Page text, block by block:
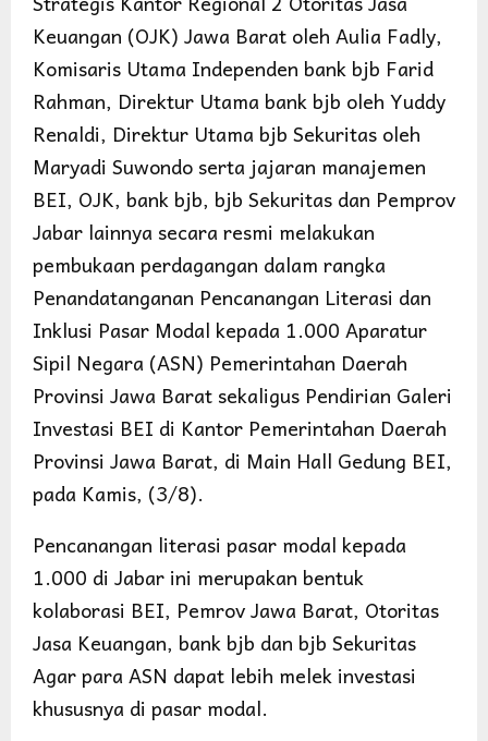
Keuangan (OJK) Jawa Barat oleh Aulia Fadly,
Komisaris Utama Independen bank bjb Farid
Rahman, Direktur Utama bank bjb oleh Yuddy
Renaldi, Direktur Utama bjb Sekuritas oleh
Maryadi Suwondo serta jajaran manajemen
BEI, OJK, bank bjb, bjb Sekuritas dan Pemprov
Jabar lainnya secara resmi melakukan
pembukaan perdagangan dalam rangka
Penandatanganan Pencanangan Literasi dan
Inklusi Pasar Modal kepada 1.000 Aparatur
Sipil Negara (ASN) Pemerintahan Daerah
Provinsi Jawa Barat sekaligus Pendirian Galeri
Investasi BEI di Kantor Pemerintahan Daerah
Provinsi Jawa Barat, di Main Hall Gedung BEI,
pada Kamis, (3/8).
Pencanangan literasi pasar modal kepada
1.000 di Jabar ini merupakan bentuk
kolaborasi BEI, Pemrov Jawa Barat, Otoritas
Jasa Keuangan, bank bjb dan bjb Sekuritas
Agar para ASN dapat lebih melek investasi
khususnya di pasar modal.